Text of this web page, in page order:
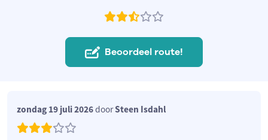
Beoordeel route!
zondag 19 juli 2026doorSteen Isdahl